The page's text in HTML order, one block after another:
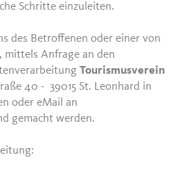
Schritte einzuleiten.
des Betroffenen oder einer von
mittels Anfrage an den
Tourismusverein
40 - 39015 St. Leonhard in
oder eMail an
gemacht werden.